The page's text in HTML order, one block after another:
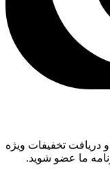
دریافت تخفیفات ویژه
ما عضو شوید.